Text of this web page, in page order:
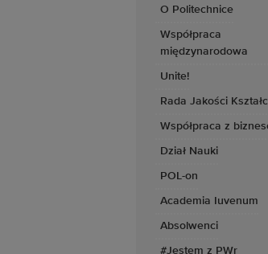
O Politechnice
Współpraca
międzynarodowa
Unite!
Rada Jakości
Współpraca z
Dział Nauki
POL-on
Academia Iuvenum
Absolwenci
#Jestem z PWr